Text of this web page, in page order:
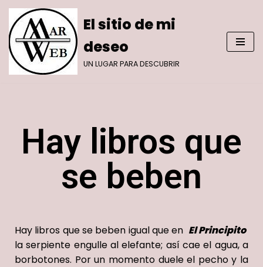
Saltar
al
contenido
El sitio de mi
deseo
UN LUGAR PARA DESCUBRIR
Hay libros que
se beben
Hay libros que se beben igual que en ElPrincipito
la serpiente engulle al elefante; así cae el agua, a
borbotones. Por un momento duele el pecho y la